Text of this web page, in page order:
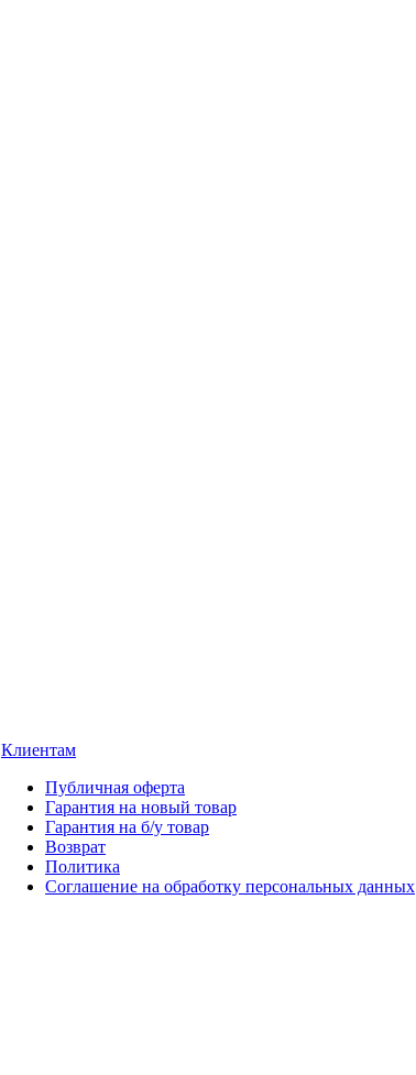
Клиентам
Публичная оферта
Гарантия на новый товар
Гарантия на б/у товар
Возврат
Политика
Соглашение на обработку персональных данных